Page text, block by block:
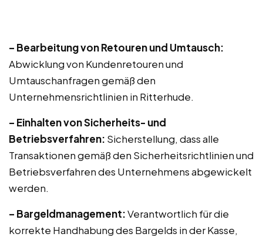
– Bearbeitung von Retouren und Umtausch:
Abwicklung von Kundenretouren und
Umtauschanfragen gemäß den
Unternehmensrichtlinien in Ritterhude.
– Einhalten von Sicherheits- und
Betriebsverfahren: Sicherstellung, dass alle
Transaktionen gemäß den Sicherheitsrichtlinien und
Betriebsverfahren des Unternehmens abgewickelt
werden.
– Bargeldmanagement:Verantwortlich für die
korrekte Handhabung des Bargelds in der Kasse,